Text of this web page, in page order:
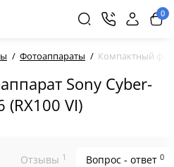
0
Фотоаппараты Компактный
Sony Cyber-
(RX100 VI)
Отзывы 1 Вопрос - ответ 0